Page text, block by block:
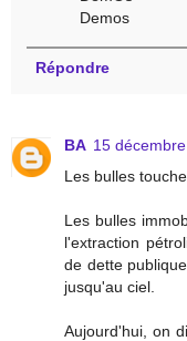
Demos
Répondre
BA 15
Les bulles
Les bulles
l'extraction
de dette
jusqu'au ciel.
Aujourd'hui, on